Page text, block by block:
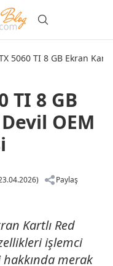
5060 TI 8 GB Ekran
TI 8 GB
OEM
Paylaş
Kartlı Red
işlemci
merak